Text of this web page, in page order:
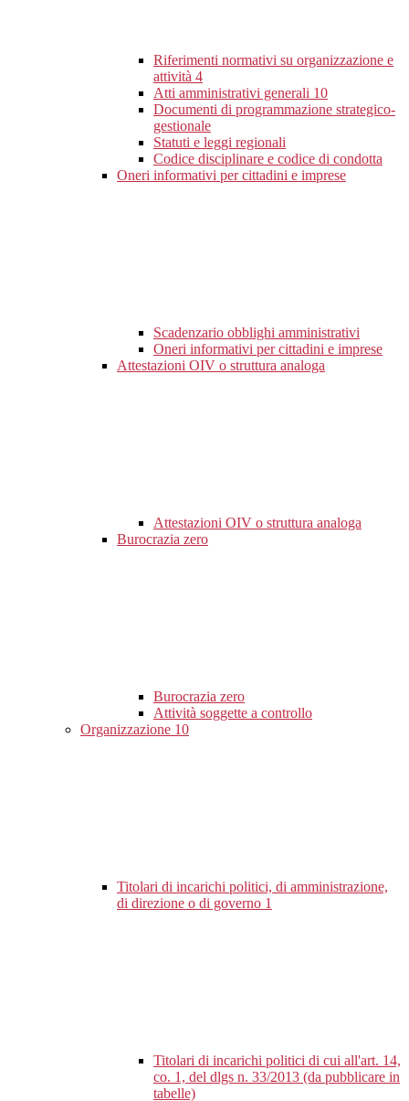
Riferimenti normativi su organizzazione e
attività 4
Atti amministrativi generali 10
Documenti di programmazione strategico-
gestionale
Statuti e leggi regionali
Codice disciplinare e codice di condotta
Oneri informativi per cittadini e imprese
Scadenzario obblighi amministrativi
Oneri informativi per cittadini e imprese
Attestazioni OIV o struttura analoga
Attestazioni OIV o struttura analoga
Burocrazia zero
Burocrazia zero
Attività soggette a controllo
Organizzazione 10
Titolari di incarichi politici, di amministrazione,
di direzione o di governo 1
Titolari di incarichi politici di cui all'art. 14,
co. 1, del dlgs n. 33/2013 (da pubblicare in
tabelle)